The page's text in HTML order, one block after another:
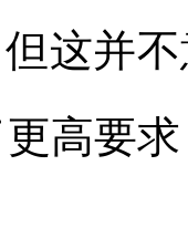
但这并
高要